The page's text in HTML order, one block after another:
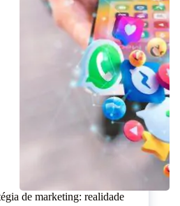
de marketing: realidade